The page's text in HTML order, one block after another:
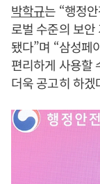
박학규는 “행정
로벌 수준의 보
됐다”며 “삼성페
편리하게 사용할
더욱 공고히 하겠